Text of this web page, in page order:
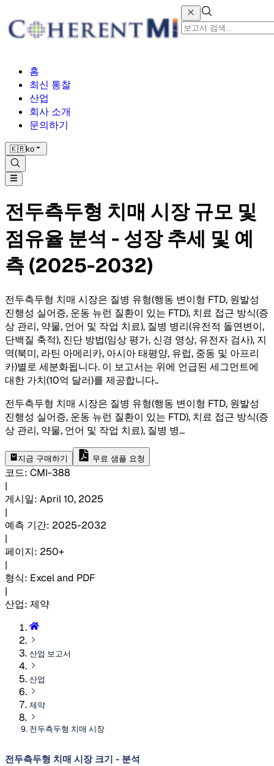
홈
최신 통찰
산업
회사 소개
문의하기
🇰🇷ko
전두측두형 치매 시장 규모 및
점유율 분석 - 성장 추세 및 예
측 (2025-2032)
전두측두형 치매 시장은 질병 유형(행동 변이형 FTD, 원발성
진행성 실어증, 운동 뉴런 질환이 있는 FTD), 치료 접근 방식(증
상 관리, 약물, 언어 및 작업 치료), 질병 병리(유전적 돌연변이,
단백질 축적), 진단 방법(임상 평가, 신경 영상, 유전자 검사), 지
역(북미, 라틴 아메리카, 아시아 태평양, 유럽, 중동 및 아프리
카)별로 세분화됩니다. 이 보고서는 위에 언급된 세그먼트에
대한 가치(10억 달러)를 제공합니다..
전두측두형 치매 시장은 질병 유형(행동 변이형 FTD, 원발성
진행성 실어증, 운동 뉴런 질환이 있는 FTD), 치료 접근 방식(증
상 관리, 약물, 언어 및 작업 치료), 질병 병...
지금 구매하기 무료 샘플 요청
코드: CMI-388
|
게시일: April 10, 2025
|
예측 기간: 2025-2032
|
페이지: 250+
|
형식: Excel and PDF
|
산업: 제약
산업 보고서
산업
제약
전두측두형 치매 시장
전두측두형 치매 시장 크기 - 분석